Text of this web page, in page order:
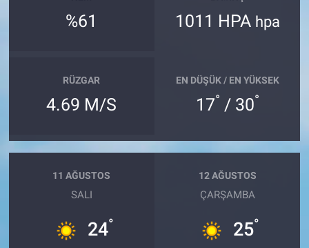
%61 1011 HPA hpa
RÜZGAR
4.69 M/S
EN DÜŞÜK / EN YÜKSEK
17° / 30°
11 AĞUSTOS
SALI
24°
12 AĞUSTOS
ÇARŞAMBA
25°